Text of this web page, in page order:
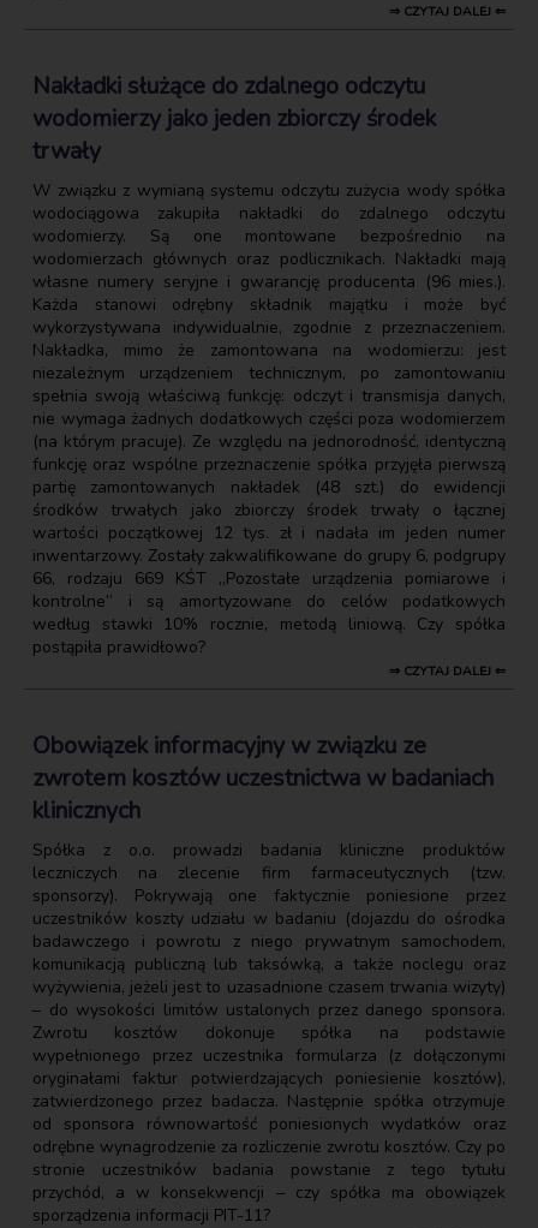
⇒ CZYTAJ DALEJ ⇐
Nakładki służące do zdalnego odczytu
wodomierzy jako jeden zbiorczy środek
trwały
W związku z wymianą systemu odczytu zużycia wody spółka
wodociągowa zakupiła nakładki do zdalnego odczytu
wodomierzy. Są one montowane bezpośrednio na
wodomierzach głównych oraz podlicznikach. Nakładki mają
własne numery seryjne i gwarancję producenta (96 mies.).
Każda stanowi odrębny składnik majątku i może być
wykorzystywana indywidualnie, zgodnie z przeznaczeniem.
Nakładka, mimo że zamontowana na wodomierzu: jest
niezależnym urządzeniem technicznym, po zamontowaniu
spełnia swoją właściwą funkcję: odczyt i transmisja danych,
nie wymaga żadnych dodatkowych części poza wodomierzem
(na którym pracuje). Ze względu na jednorodność, identyczną
funkcję oraz wspólne przeznaczenie spółka przyjęła pierwszą
partię zamontowanych nakładek (48 szt.) do ewidencji
środków trwałych jako zbiorczy środek trwały o łącznej
wartości początkowej 12 tys. zł i nadała im jeden numer
inwentarzowy. Zostały zakwalifikowane do grupy 6, podgrupy
66, rodzaju 669 KŚT „Pozostałe urządzenia pomiarowe i
kontrolne” i są amortyzowane do celów podatkowych
według stawki 10% rocznie, metodą liniową. Czy spółka
postąpiła prawidłowo?
⇒ CZYTAJ DALEJ ⇐
Obowiązek informacyjny w związku ze
zwrotem kosztów uczestnictwa w badaniach
klinicznych
Spółka z o.o. prowadzi badania kliniczne produktów
leczniczych na zlecenie firm farmaceutycznych (tzw.
sponsorzy). Pokrywają one faktycznie poniesione przez
uczestników koszty udziału w badaniu (dojazdu do ośrodka
badawczego i powrotu z niego prywatnym samochodem,
komunikacją publiczną lub taksówką, a także noclegu oraz
wyżywienia, jeżeli jest to uzasadnione czasem trwania wizyty)
– do wysokości limitów ustalonych przez danego sponsora.
Zwrotu kosztów dokonuje spółka na podstawie
wypełnionego przez uczestnika formularza (z dołączonymi
oryginałami faktur potwierdzających poniesienie kosztów),
zatwierdzonego przez badacza. Następnie spółka otrzymuje
od sponsora równowartość poniesionych wydatków oraz
odrębne wynagrodzenie za rozliczenie zwrotu kosztów. Czy po
stronie uczestników badania powstanie z tego tytułu
przychód, a w konsekwencji – czy spółka ma obowiązek
sporządzenia informacji PIT-11?